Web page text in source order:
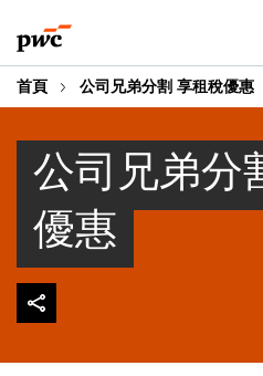
to
content
to
footer
首頁 公司兄弟分割 享租稅優惠
公司兄弟分
優惠